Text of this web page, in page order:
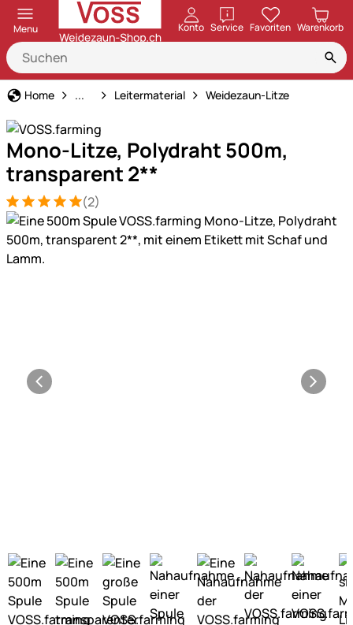
Menu Konto ServiceöffnenFavoriten Warenkorb
Home Weidezaun
... Leitermaterial Weidezaun-Litze
Mono-Litze, Polydraht 500m,
transparent 2**
Bewertung: 5 von 5 (2 Bewertungen)
2 Bewertungen
(2)
Produktgalerie